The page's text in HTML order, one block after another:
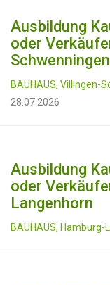
Ausbildung
oder
Schwenningen
BAUHAUS, Villingen-
28.07.2026
Ausbildung
oder
Langenhorn
BAUHAUS, Hamburg-